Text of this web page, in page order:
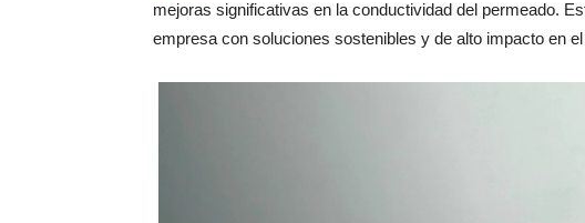
mejoras significativas en la conductividad del permeado.
empresa con soluciones sostenibles y de alto impacto en